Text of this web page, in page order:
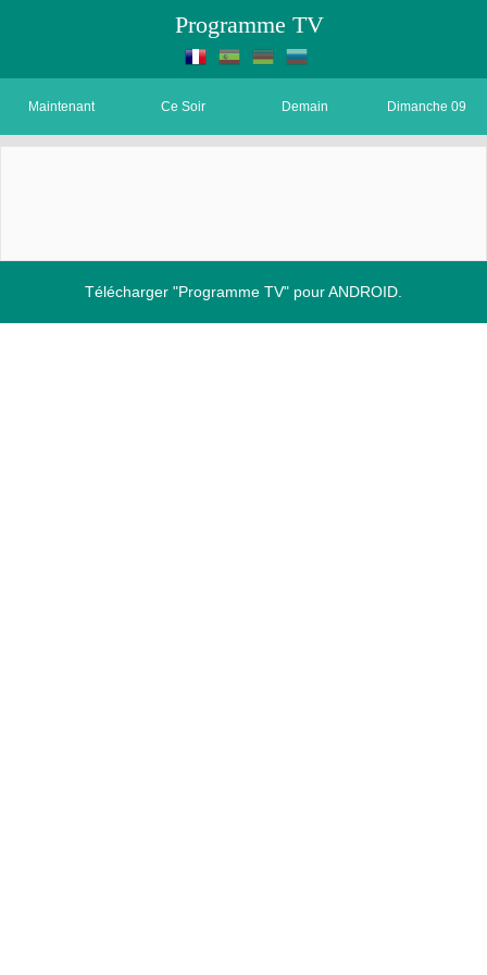
Programme TV
Maintenant Ce Soir Demain Dimanche 09
Télécharger "Programme TV" pour ANDROID.